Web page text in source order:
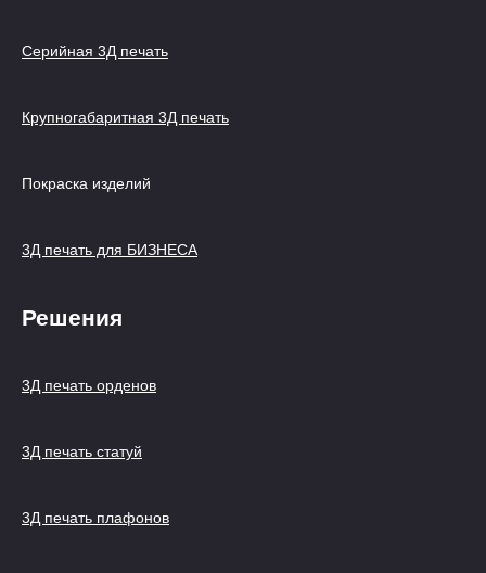
Серийная 3Д печать
Крупногабаритная 3Д печать
Покраска изделий
3Д печать для БИЗНЕСА
Решения
3Д печать орденов
3Д печать статуй
3Д печать плафонов